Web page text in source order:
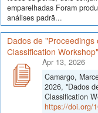
emparelhadas Foram
análises padrã...
Dados de
Classification Workshop"
Apr 13, 2026
Camargo,
2026, "Dados
Classification
https://doi.org/